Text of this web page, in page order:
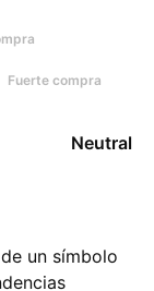
Fuerte compra
Neutral
un símbolo